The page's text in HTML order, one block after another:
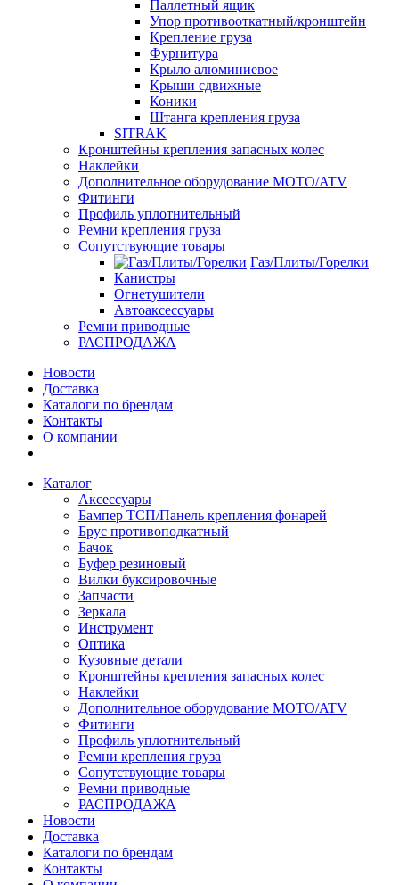
Паллетный ящик
Упор противооткатный/кронштейн
Крепление груза
Фурнитура
Крыло алюминиевое
Крыши сдвижные
Коники
Штанга крепления груза
SITRAK
Кронштейны крепления запасных колес
Наклейки
Дополнительное оборудование MOTO/ATV
Фитинги
Профиль уплотнительный
Ремни крепления груза
Сопутствующие товары
Газ/Плиты/Горелки
Канистры
Огнетушители
Автоаксессуары
Ремни приводные
РАСПРОДАЖА
Новости
Доставка
Каталоги по брендам
Контакты
О компании
Каталог
Аксессуары
Бампер ТСП/Панель крепления фонарей
Брус противоподкатный
Бачок
Буфер резиновый
Вилки буксировочные
Запчасти
Зеркала
Инструмент
Оптика
Кузовные детали
Кронштейны крепления запасных колес
Наклейки
Дополнительное оборудование MOTO/ATV
Фитинги
Профиль уплотнительный
Ремни крепления груза
Сопутствующие товары
Ремни приводные
РАСПРОДАЖА
Новости
Доставка
Каталоги по брендам
Контакты